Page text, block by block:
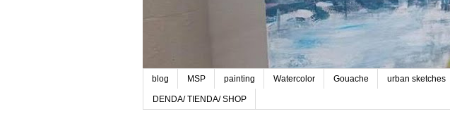
blog MSP painting Watercolor Gouache urban sketches
DENDA/ TIENDA/ SHOP